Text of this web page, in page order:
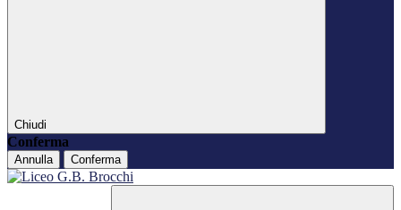
Chiudi
Conferma
Annulla Conferma